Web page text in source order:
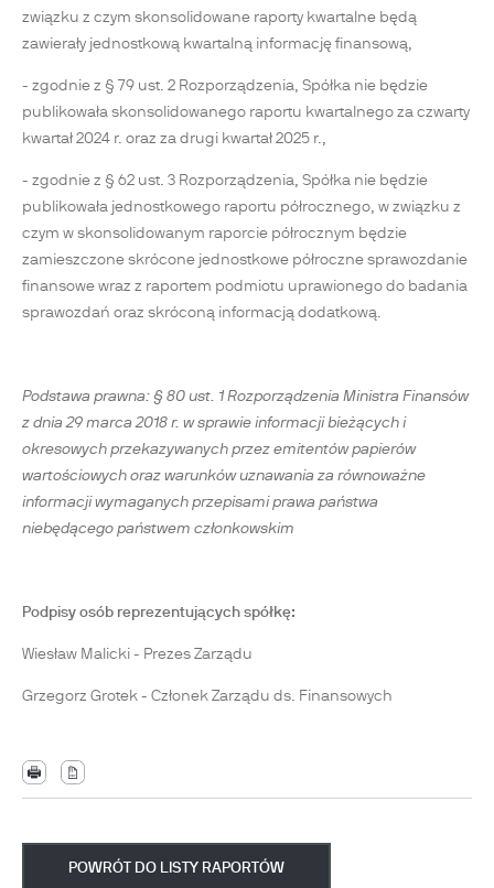
związku z czym skonsolidowane raporty kwartalne będą
zawierały jednostkową kwartalną informację finansową,
- zgodnie z § 79 ust. 2 Rozporządzenia, Spółka nie będzie
publikowała skonsolidowanego raportu kwartalnego za czwarty
kwartał 2024 r. oraz za drugi kwartał 2025 r.,
- zgodnie z § 62 ust. 3 Rozporządzenia, Spółka nie będzie
publikowała jednostkowego raportu półrocznego, w związku z
czym w skonsolidowanym raporcie półrocznym będzie
zamieszczone skrócone jednostkowe półroczne sprawozdanie
finansowe wraz z raportem podmiotu uprawionego do badania
sprawozdań oraz skróconą informacją dodatkową.
Podstawa prawna: § 80 ust. 1 Rozporządzenia Ministra Finansów
z dnia 29 marca 2018 r. w sprawie informacji bieżących i
okresowych przekazywanych przez emitentów papierów
wartościowych oraz warunków uznawania za równoważne
informacji wymaganych przepisami prawa państwa
niebędącego państwem członkowskim
Podpisy osób reprezentujących spółkę:
Wiesław Malicki - Prezes Zarządu
Grzegorz Grotek - Członek Zarządu ds. Finansowych
POWRÓT DO LISTY RAPORTÓW